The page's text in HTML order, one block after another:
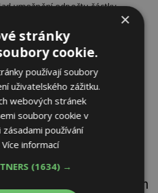
umožnění odpočtu částky
z úvěru použitého bytovým
bytu od základu daně
který tuto částku uhradil
od vlastníků bytů tuto
bytů nemají, ačkoli i oni se
bez požadavků na finanční
metodiky, studie,
bychom zmínit
aktuální studie
loňské konference Fórum
×
stránky
cookie.
používají soubory
uživatelského zážitku.
webových stránek
soubory cookie v
zásadami používání
Více informací
(1634) →